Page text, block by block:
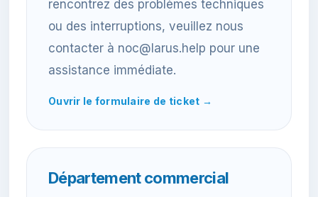
rencontrez des problèmes techniques
ou des interruptions, veuillez nous
contacter à noc@larus.help pour une
assistance immédiate.
Ouvrir le formulaire de ticket →
Département commercial